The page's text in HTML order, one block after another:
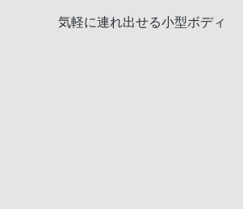
高音質
気軽に連れ出せる小型ボディ